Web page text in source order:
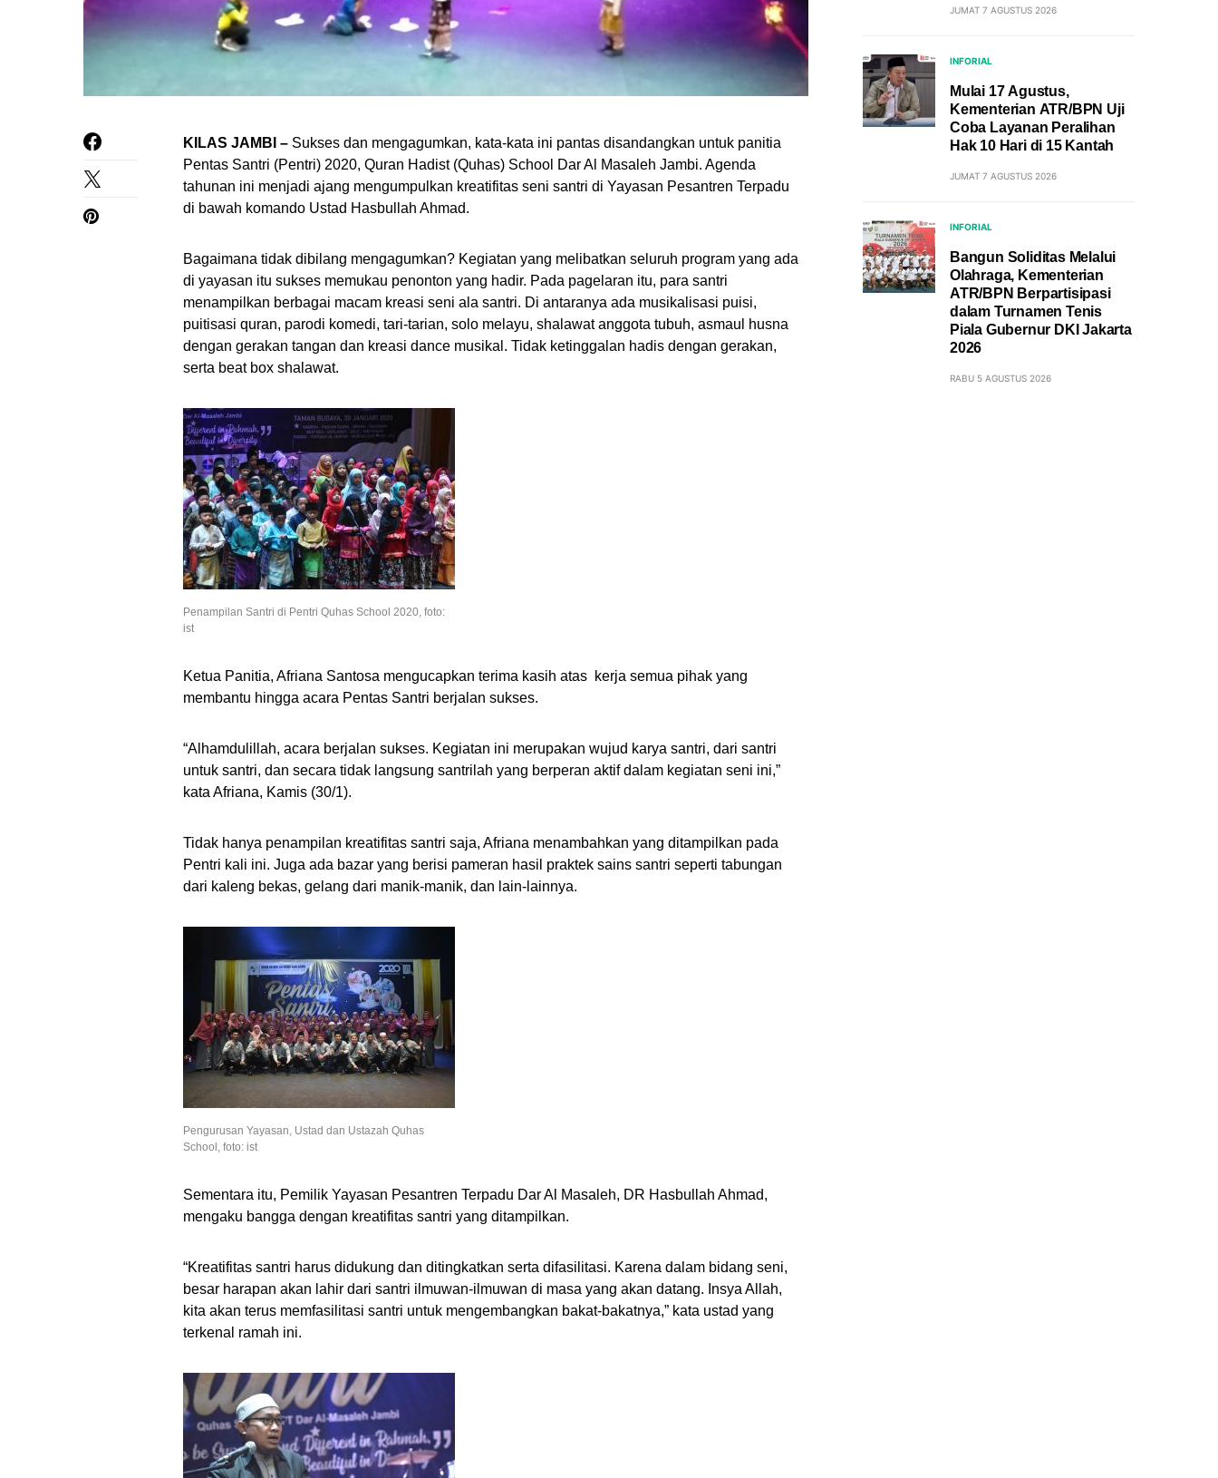
KILAS JAMBI – Sukses dan mengagumkan, kata-kata ini pantas disandangkan untuk panitia
Pentas Santri (Pentri) 2020, Quran Hadist (Quhas) School Dar Al Masaleh Jambi. Agenda
tahunan ini menjadi ajang mengumpulkan kreatifitas seni santri di Yayasan Pesantren Terpadu
di bawah komando Ustad Hasbullah Ahmad.
Bagaimana tidak dibilang mengagumkan? Kegiatan yang melibatkan seluruh program yang ada
di yayasan itu sukses memukau penonton yang hadir. Pada pagelaran itu, para santri
menampilkan berbagai macam kreasi seni ala santri. Di antaranya ada musikalisasi puisi,
puitisasi quran, parodi komedi, tari-tarian, solo melayu, shalawat anggota tubuh, asmaul husna
dengan gerakan tangan dan kreasi dance musikal. Tidak ketinggalan hadis dengan gerakan,
serta beat box shalawat.
Penampilan Santri di Pentri Quhas School 2020, foto:
ist
Ketua Panitia, Afriana Santosa mengucapkan terima kasih atas kerja semua pihak yang
membantu hingga acara Pentas Santri berjalan sukses.
“Alhamdulillah, acara berjalan sukses. Kegiatan ini merupakan wujud karya santri, dari santri
untuk santri, dan secara tidak langsung santrilah yang berperan aktif dalam kegiatan seni ini,”
kata Afriana, Kamis (30/1).
Tidak hanya penampilan kreatifitas santri saja, Afriana menambahkan yang ditampilkan pada
Pentri kali ini. Juga ada bazar yang berisi pameran hasil praktek sains santri seperti tabungan
dari kaleng bekas, gelang dari manik-manik, dan lain-lainnya.
Pengurusan Yayasan, Ustad dan Ustazah Quhas
School, foto: ist
Sementara itu, Pemilik Yayasan Pesantren Terpadu Dar Al Masaleh, DR Hasbullah Ahmad,
mengaku bangga dengan kreatifitas santri yang ditampilkan.
“Kreatifitas santri harus didukung dan ditingkatkan serta difasilitasi. Karena dalam bidang seni,
besar harapan akan lahir dari santri ilmuwan-ilmuwan di masa yang akan datang. Insya Allah,
kita akan terus memfasilitasi santri untuk mengembangkan bakat-bakatnya,” kata ustad yang
terkenal ramah ini.
JUMAT 7 AGUSTUS 2026
INFORIAL
Mulai 17 Agustus,
Kementerian ATR/BPN Uji
Coba Layanan Peralihan
Hak 10 Hari di 15 Kantah
JUMAT 7 AGUSTUS 2026
INFORIAL
Bangun Soliditas Melalui
Olahraga, Kementerian
ATR/BPN Berpartisipasi
dalam Turnamen Tenis
Piala Gubernur DKI Jakarta
2026
RABU 5 AGUSTUS 2026